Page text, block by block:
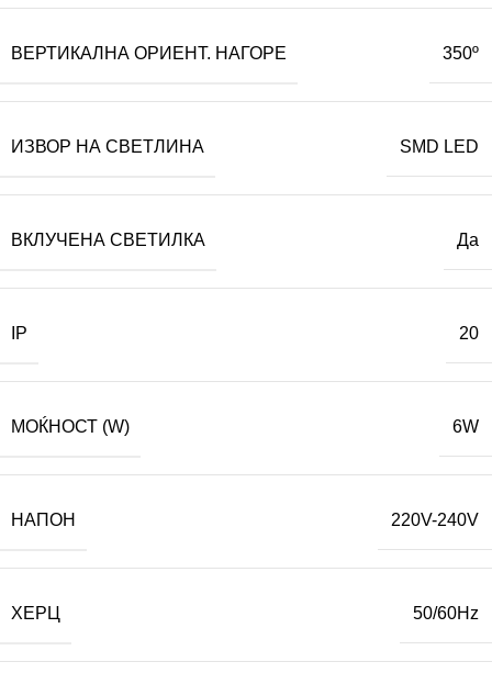
ВЕРТИКАЛНА ОРИЕНТ. НАГОРЕ 350º
ИЗВОР НА СВЕТЛИНА SMD LED
ВКЛУЧЕНА СВЕТИЛКА Да
IP 20
МОЌНОСТ (W) 6W
НАПОН 220V-240V
ХЕРЦ 50/60Hz